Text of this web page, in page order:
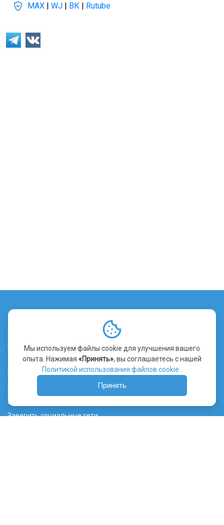
MAX |WJ | ВК | Rutube
О сервисе
Стоимость заверения
Контакты
Уведомление об использовании файлов cookie
Заверить сайт
Заверить видео
Заверить переписку
Заверить социальные сети
Мы используем файлы cookie для улучшения вашего
опыта. Нажимая «Принять», вы соглашаетесь с нашей
Политикой использования файлов cookie
Принять